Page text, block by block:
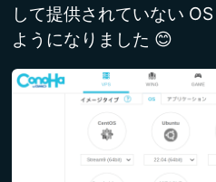
して提供されていない
ようになりました 😊